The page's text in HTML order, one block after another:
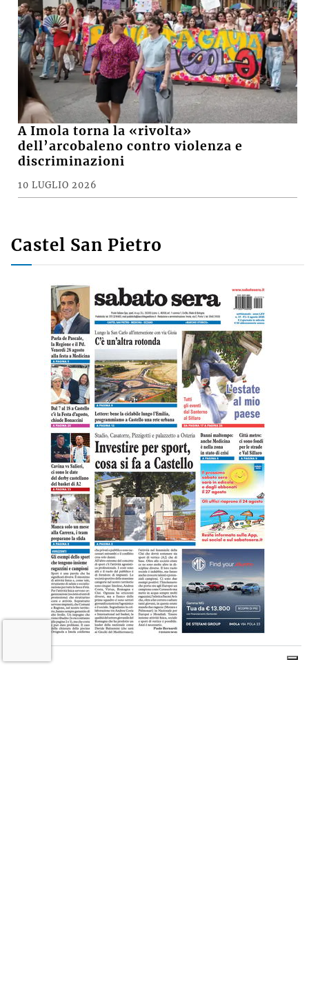
A Imola torna la «rivolta»
dell’arcobaleno contro violenza e
discriminazioni
10 LUGLIO 2026
Castel San Pietro